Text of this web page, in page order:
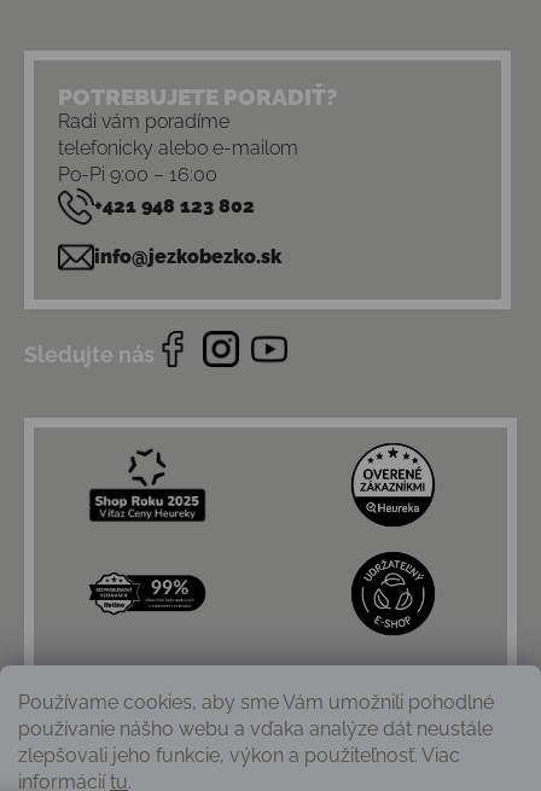
Používame cookies, aby sme Vám umožnili pohodlné
používanie nášho webu a vďaka analýze dát neustále
zlepšovali jeho funkcie, výkon a použiteľnosť. Viac
informácií tu.
POTREBUJETE PORADIŤ?
Radi vám poradíme
telefonicky alebo e-mailom
Po-Pi 9:00 – 16:00
+421 948 123 802
info@jezkobezko.sk
Sledujte nás